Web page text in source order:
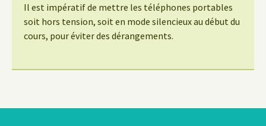
Il est impératif de mettre les téléphones portables
soit hors tension, soit en mode silencieux au début du
cours, pour éviter des dérangements.